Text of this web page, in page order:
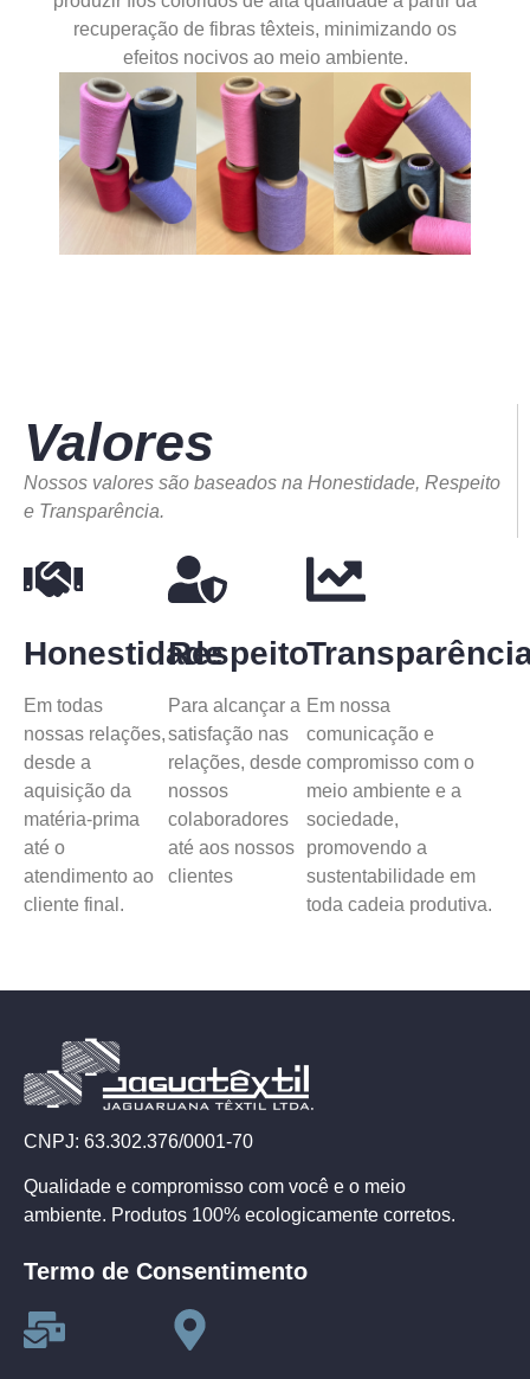
recuperação de fibras têxteis, minimizando os
efeitos nocivos ao meio ambiente.
Valores
Nossos valores são baseados na Honestidade, Respeito
e Transparência.
Honestidade
Em todas
nossas relações,
desde a
aquisição da
matéria-prima
até o
atendimento ao
cliente final.
Respeito
Para alcançar a
satisfação nas
relações, desde
nossos
colaboradores
até aos nossos
clientes
Em nossa
comunicação e
compromisso com o
meio ambiente e a
sociedade,
promovendo a
sustentabilidade em
toda cadeia produtiva.
CNPJ: 63.302.376/0001-70
Qualidade e compromisso com você e o meio
ambiente. Produtos 100% ecologicamente corretos.
Termo de Consentimento